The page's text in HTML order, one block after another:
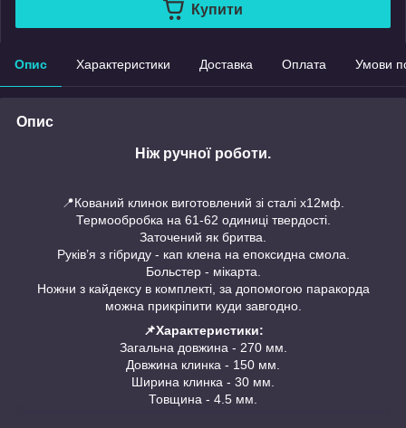
Купити
Опис Характеристики Доставка Оплата Умови
Опис
Ніж ручної роботи.
📍Кований клинок виготовлений зі сталі х12мф.
Термообробка на 61-62 одиниці твердості.
Заточений як бритва.
Руків’я з гібриду - кап клена на епоксидна смола.
Больстер - мікарта.
Ножни з кайдексу в комплекті, за допомогою паракорда
можна прикріпити куди завгодно.
📌Характеристики:
Загальна довжина - 270 мм.
Довжина клинка - 150 мм.
Ширина клинка - 30 мм.
Товщина - 4.5 мм.